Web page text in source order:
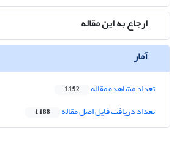
ارجاع به این مقاله
آمار
تعداد مشاهده مقاله 1,192
تعداد دریافت فایل اصل مقاله 1,188